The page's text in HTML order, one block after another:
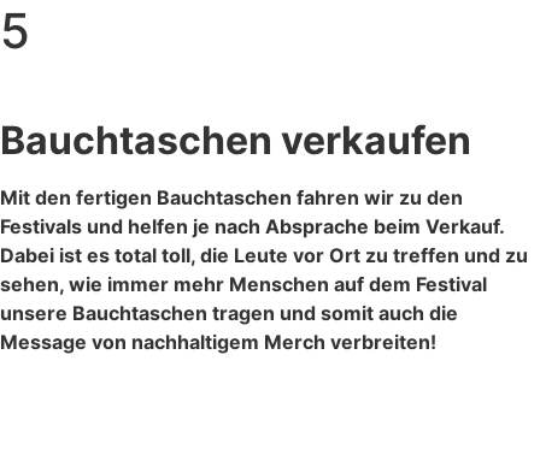
5
Bauchtaschen verkaufen
Mit den fertigen Bauchtaschen fahren wir zu den
Festivals und helfen je nach Absprache beim Verkauf.
Dabei ist es total toll, die Leute vor Ort zu treffen und zu
sehen, wie immer mehr Menschen auf dem Festival
unsere Bauchtaschen tragen und somit auch die
Message von nachhaltigem Merch verbreiten!